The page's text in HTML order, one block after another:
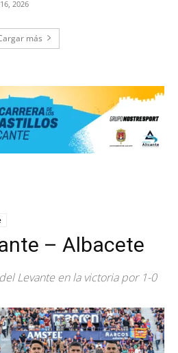
2026
más